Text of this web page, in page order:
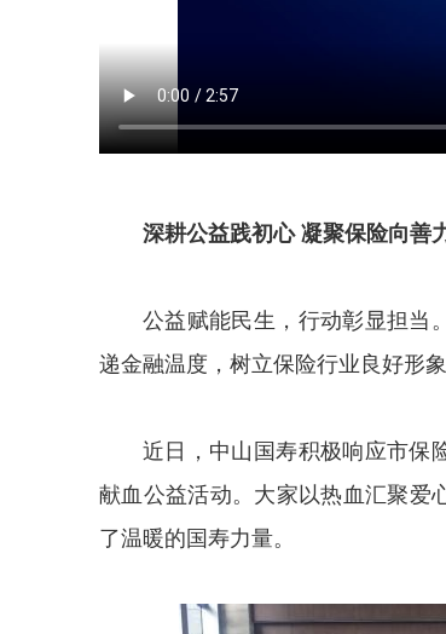
深耕公益践初心 凝聚保险向善
公益赋能民生，行动彰显担当
递金融温度，树立保险行业良好形象
近日，中山国寿积极响应市保
献血公益活动。大家以热血汇聚爱
了温暖的国寿力量。